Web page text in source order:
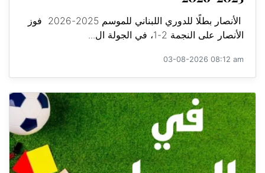
الأنصار بطلًا للدوري اللبناني للموسم 2025-2026 فوز
الأنصار على النجمة 2-1، في الجولة ال...
03-08-2026 08:12 am